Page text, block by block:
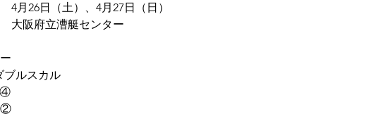
4月26日（土）、4月27日（日）
大阪府立漕艇センター
ブルスカル
④
②